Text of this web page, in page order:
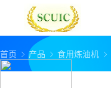
首页 产品 食用炼油机